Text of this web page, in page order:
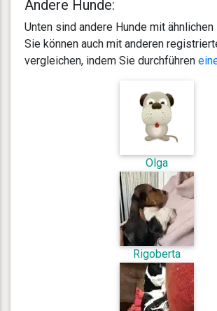
Andere Hunde:
Unten sind andere Hunde mit
Sie können auch mit anderen
vergleichen, indem Sie durchführen
Olga
Rigoberta